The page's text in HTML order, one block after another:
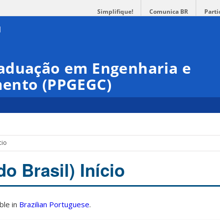
Simplifique! Comunica BR
em Engenharia e
(PPGEGC)
Brasil) Início
in Brazilian Portuguese.